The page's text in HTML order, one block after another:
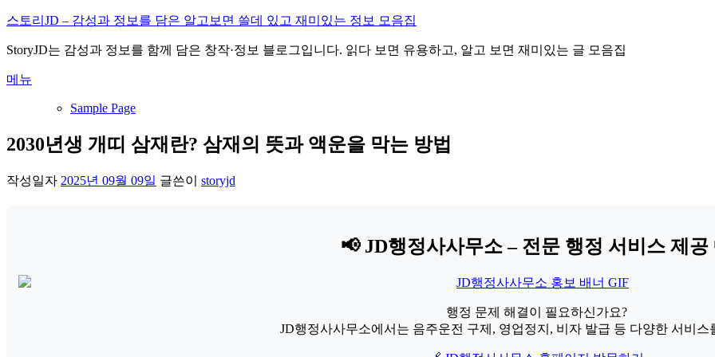
내
으
바
기
스토리JD – 감성과 정보를 담은 알고보면 쓸데 있고 재미있는 정보 모음집
StoryJD는 감성과 정보를 함께 담은 창작·정보 블로그입니다. 읽다 보면 유용하고, 알고 보면 재미있는 글 모음집
메뉴
Sample Page
2030년생 개띠 삼재란? 삼재의 뜻과 액운을 막는 방법
작성일자 2025년 09월 09일 글쓴이 storyjd
📢 JD행정사사무소 – 전문 행정 서비스 제공
행정 문제 해결이 필요하신가요?
JD행정사사무소에서는 음주운전 구제, 영업정지, 비자 발급 등 다양한 서비스